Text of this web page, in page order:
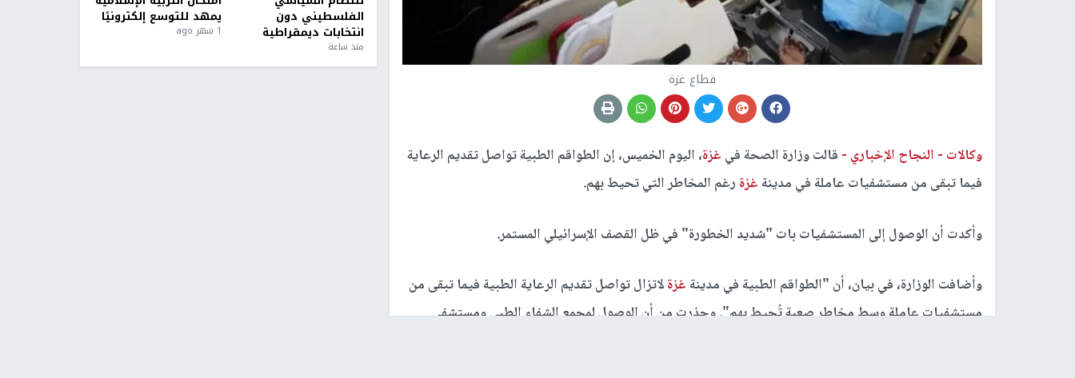
قطاع غزة
وكالات - النجاح الإخباري - قالت وزارة الصحة في غزة، اليوم الخميس، إن الطواقم الطبية تواصل تقديم الرعاية
فيما تبقى من مستشفيات عاملة في مدينةغزة رغم المخاطر التي تحيط بهم.
وأكدت أن الوصول إلى المستشفيات بات "شديد الخطورة" في ظل القصف الإسرائيلي المستمر.
وأضافت الوزارة، في بيان، أن "الطواقم الطبية في مدينةغزةلاتزال تواصل تقديم الرعاية الطبية فيما تبقى من
مستشفيات عاملة وسط مخاطر صعبة تُحيط بهم". وحذرت من أن الوصول لمجمع الشفاء الطبي ومستشفى
الفلسطيني دون
انتخابات ديمقراطية
منذ ساعة
يمهد للتوسع إلكترونيًا
1 شهر ago